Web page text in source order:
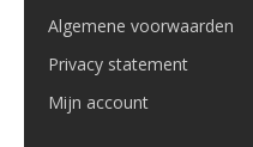
Algemene voorwaarden
Privacy statement
Mijn account